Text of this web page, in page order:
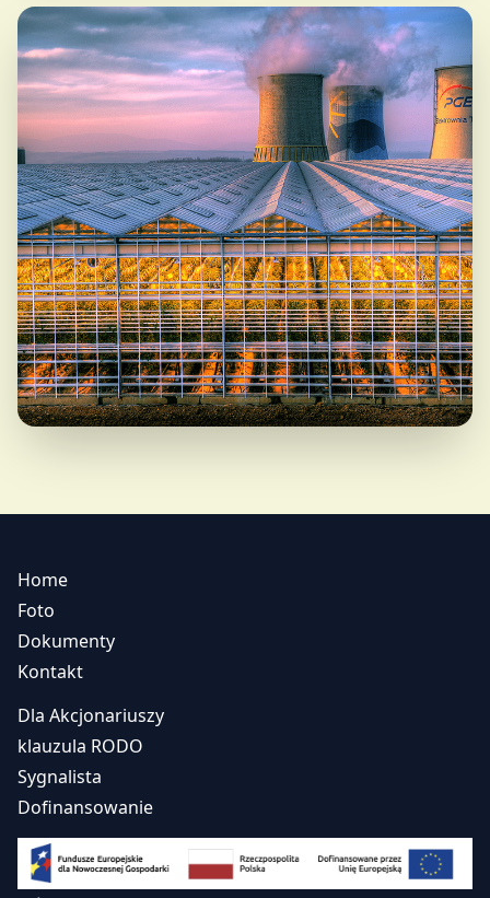
Home
Foto
Dokumenty
Kontakt
Dla Akcjonariuszy
klauzula RODO
Sygnalista
Dofinansowanie